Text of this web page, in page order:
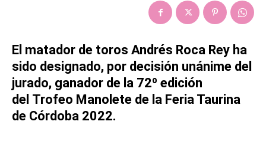
El matador de toros Andrés Roca Rey ha
sido designado, por decisión unánime del
jurado, ganador de la 72º edición
del Trofeo Manolete de la Feria Taurina
de Córdoba 2022.